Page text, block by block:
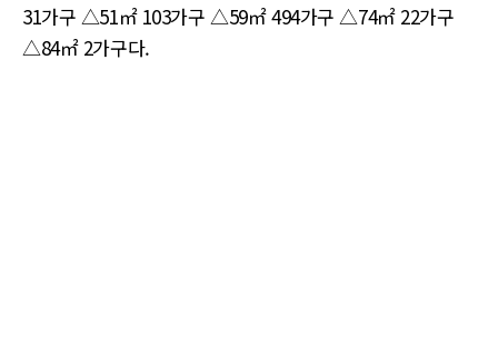
31가구 △51㎡ 103가구 △59㎡ 494가구 △74㎡ 22가구
△84㎡ 2가구다.